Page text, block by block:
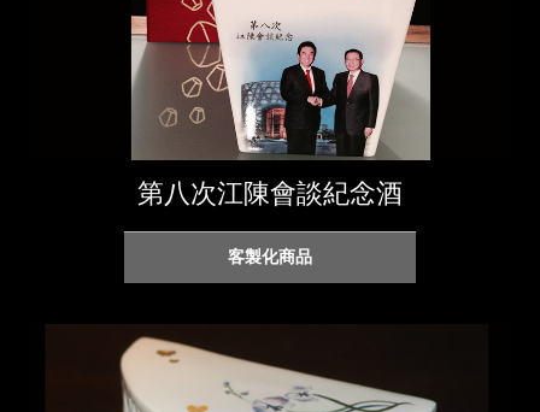
第八次江陳會談紀念酒
客製化商品